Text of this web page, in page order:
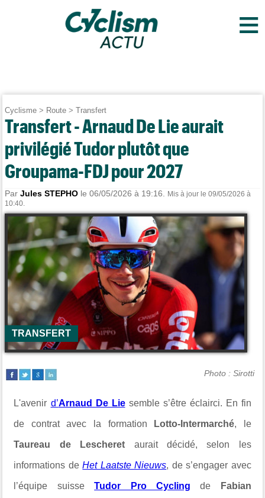
≡
Cyclisme > Route >Transfert
Transfert - Arnaud De Lie aurait
privilégié Tudor plutôt que
Groupama-FDJ pour 2027
ParJules STEPHO le 06/05/2026 à 19:16.
Mis à jour le 09/05/2026 à
10:40.
TRANSFERT
Photo : Sirotti
L'avenir d’Arnaud De Liesemble s’être éclairci. En fin
de contrat avec la formation Lotto-Intermarché, le
Taureau de Lescheret aurait décidé, selon les
informations deHet Laatste Nieuws, de s’engager avec
l’équipe suisseTudor Pro Cycling de Fabian